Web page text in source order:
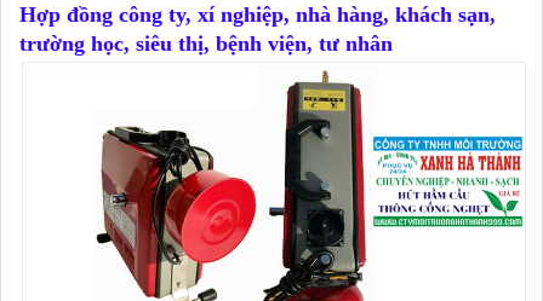
Hợp đồng công ty, xí nghiệp, nhà hàng, khách sạn,
trường học, siêu thị, bệnh viện, tư nhân